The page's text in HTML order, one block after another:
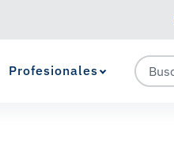
Profesionales